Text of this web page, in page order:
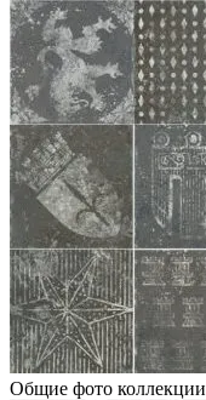
Общие фото коллекции